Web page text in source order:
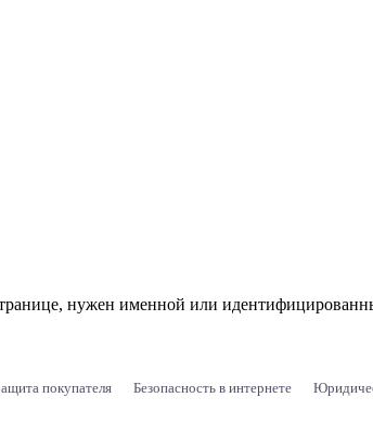
нужен именной или
покупателя Безопасность в интернете